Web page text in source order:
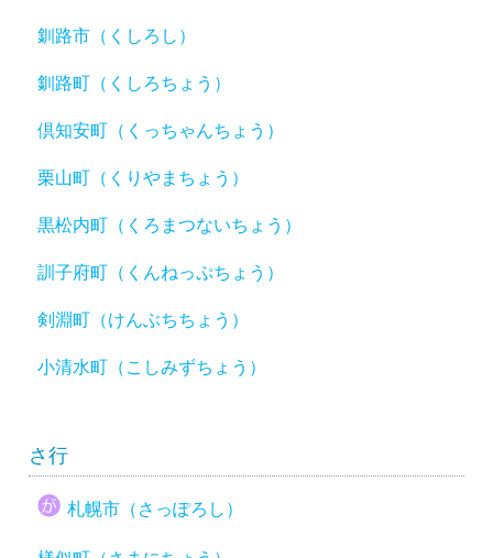
釧路市（くしろし）
釧路町（くしろちょう）
倶知安町（くっちゃんちょう）
栗山町（くりやまちょう）
黒松内町（くろまつないちょう）
訓子府町（くんねっぷちょう）
剣淵町（けんぶちちょう）
小清水町（こしみずちょう）
さ行
札幌市（さっぽろし）